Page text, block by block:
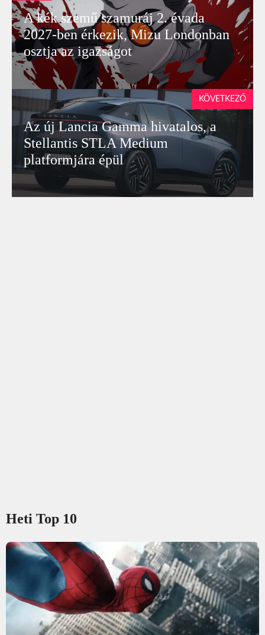
A kék szemű szamuráj 2. évada
2027-ben érkezik, Mizu Londonban
osztja az igazságot
Az új Lancia Gamma hivatalos, a
Stellantis STLA Medium
platformjára épül
KÖVETKEZŐ
Heti Top 10